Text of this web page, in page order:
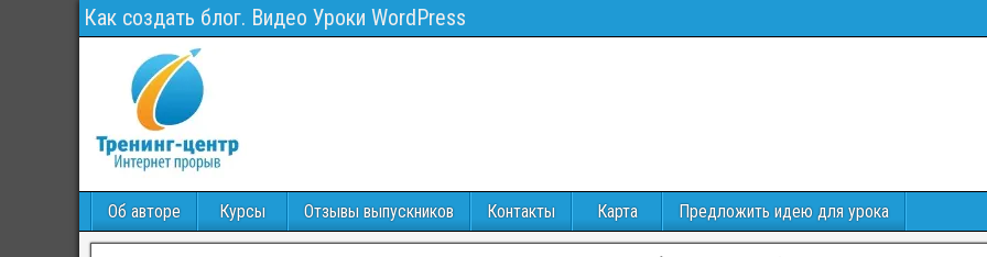
Как создать блог. Видео Уроки WordPress
Об авторе Курсы Отзывы выпускников Контакты Карта Предложить идею для урока